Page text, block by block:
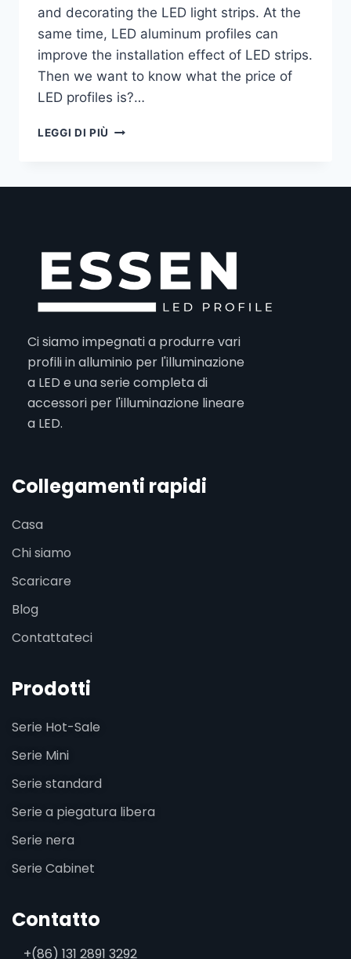
and decorating the LED light strips. At the
same time, LED aluminum profiles can
improve the installation effect of LED strips.
Then we want to know what the price of
LED profiles is?…
LEGGI DI PIÙ
Ci siamo impegnati a produrre vari
profili in alluminio per l'illuminazione
a LED e una serie completa di
accessori per l'illuminazione lineare
a LED.
Collegamenti rapidi
Casa
Chi siamo
Scaricare
Blog
Contattateci
Prodotti
Serie Hot-Sale
Serie Mini
Serie standard
Serie a piegatura libera
Serie nera
Serie Cabinet
Contatto
+(86) 131 2891 3292